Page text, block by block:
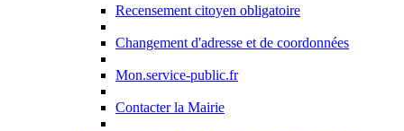
Recensement citoyen obligatoire
Changement d'adresse et de coordonnées
Mon.service-public.fr
Contacter la Mairie